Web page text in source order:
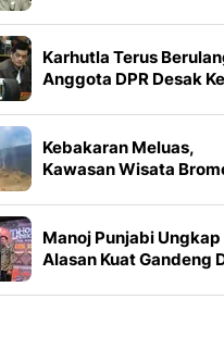
Karhutla Terus
Anggota DPR Desak
Kebakaran Meluas,
Kawasan Wisata
Manoj Punjabi Ungkap
Alasan Kuat Gandeng